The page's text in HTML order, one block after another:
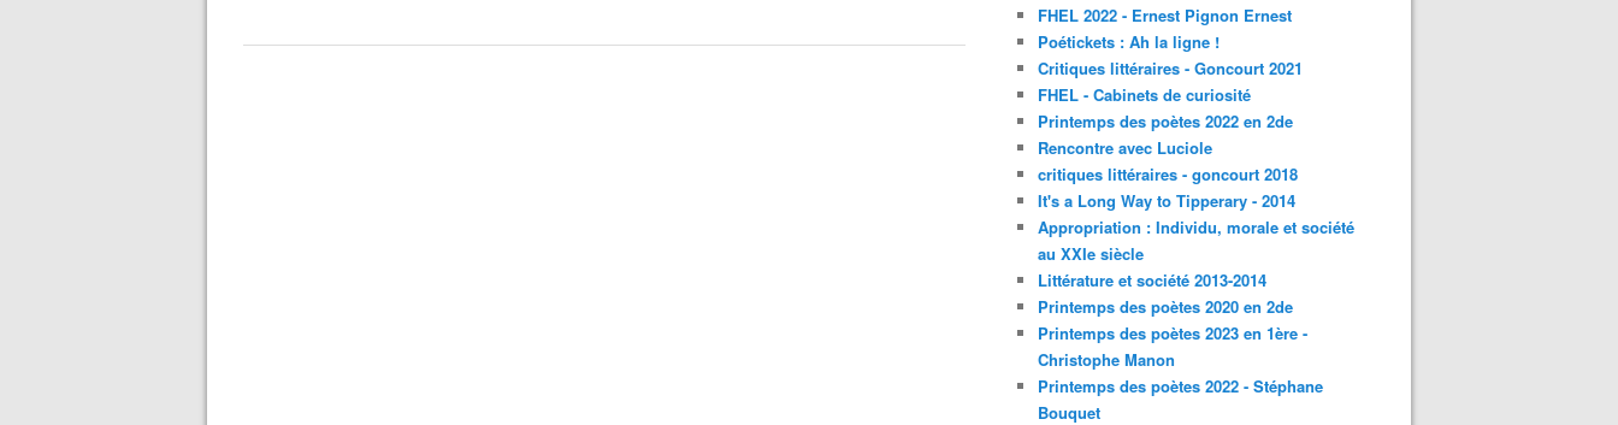
FHEL 2022 - Ernest Pignon Ernest
Poétickets : Ah la ligne !
Critiques littéraires - Goncourt 2021
FHEL - Cabinets de curiosité
Printemps des poètes 2022 en 2de
Rencontre avec Luciole
critiques littéraires - goncourt 2018
It's a Long Way to Tipperary - 2014
Appropriation : Individu, morale et société
au XXIe siècle
Littérature et société 2013-2014
Printemps des poètes 2020 en 2de
Printemps des poètes 2023 en 1ère -
Christophe Manon
Printemps des poètes 2022 - Stéphane
Bouquet